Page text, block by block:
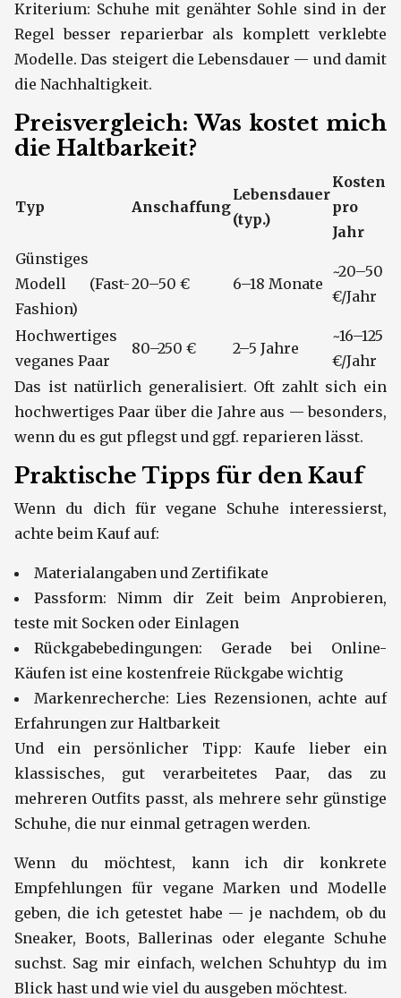
Kriterium: Schuhe mit genähter Sohle sind in der
Regel besser reparierbar als komplett verklebte
Modelle. Das steigert die Lebensdauer — und damit
die Nachhaltigkeit.
Preisvergleich: Was kostet mich
die Haltbarkeit?
Typ Anschaffung
Lebensdauer
(typ.)
Kosten
pro
Jahr
Günstiges
Modell (Fast-
Fashion)
20–50 € 6–18 Monate
~20–50
€/Jahr
Hochwertiges
veganes Paar
80–250 € 2–5 Jahre
~16–125
€/Jahr
Das ist natürlich generalisiert. Oft zahlt sich ein
hochwertiges Paar über die Jahre aus — besonders,
wenn du es gut pflegst und ggf. reparieren lässt.
Praktische Tipps für den Kauf
Wenn du dich für vegane Schuhe interessierst,
achte beim Kauf auf:
Materialangaben und Zertifikate
Passform: Nimm dir Zeit beim Anprobieren,
teste mit Socken oder Einlagen
Rückgabebedingungen: Gerade bei Online-
Käufen ist eine kostenfreie Rückgabe wichtig
Markenrecherche: Lies Rezensionen, achte auf
Erfahrungen zur Haltbarkeit
Und ein persönlicher Tipp: Kaufe lieber ein
klassisches, gut verarbeitetes Paar, das zu
mehreren Outfits passt, als mehrere sehr günstige
Schuhe, die nur einmal getragen werden.
Wenn du möchtest, kann ich dir konkrete
Empfehlungen für vegane Marken und Modelle
geben, die ich getestet habe — je nachdem, ob du
Sneaker, Boots, Ballerinas oder elegante Schuhe
suchst. Sag mir einfach, welchen Schuhtyp du im
Blick hast und wie viel du ausgeben möchtest.